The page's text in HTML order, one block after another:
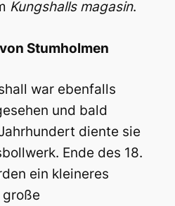
Kungshalls magasin.
Stumholmen
war ebenfalls
und bald
diente sie
Ende des 18.
ein kleineres